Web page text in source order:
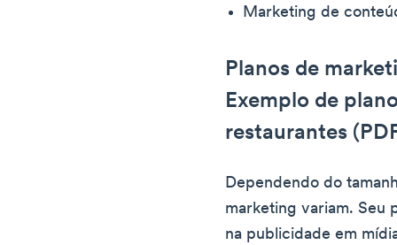
Marketing de
Planos de
Exemplo de
restaurantes
Dependendo do
marketing variam. Seu
na publicidade em